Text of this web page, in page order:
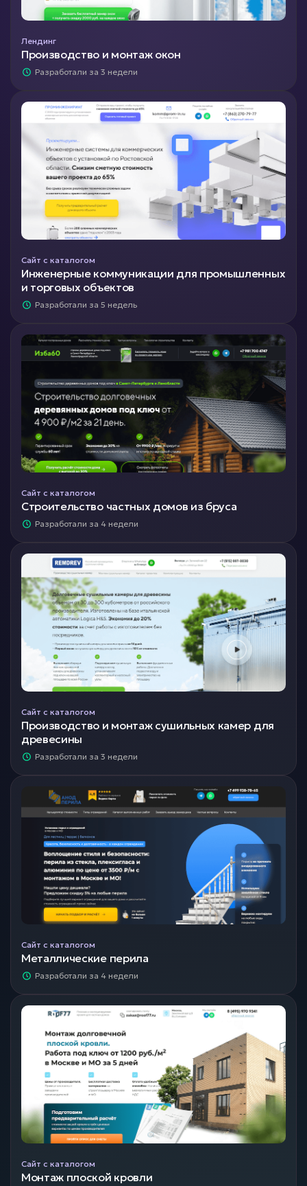
Лендинг
Производство и монтаж окон
Разработали за 3 недели
Сайт с каталогом
Инженерные коммуникации для промышленных
и торговых объектов
Разработали за 5 недель
Сайт с каталогом
Строительство частных домов из бруса
Разработали за 4 недели
Сайт с каталогом
Производство и монтаж сушильных камер для
древесины
Разработали за 3 недели
Сайт с каталогом
Металлические перила
Разработали за 4 недели
Сайт с каталогом
Монтаж плоской кровли